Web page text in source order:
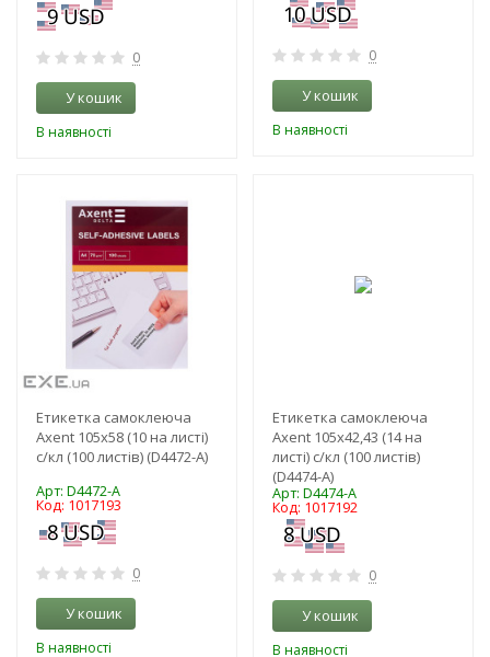
0
У кошик
В наявності
0
У кошик
В наявності
Етикетка самоклеюча
Axent 105x58 (10 на листі)
с/кл (100 листів) (D4472-A)
Арт: D4472-A
Код: 1017193
0
У кошик
В наявності
Етикетка самоклеюча
Axent 105x42,43 (14 на
листі) с/кл (100 листів)
(D4474-A)
Арт: D4474-A
Код: 1017192
0
У кошик
В наявності